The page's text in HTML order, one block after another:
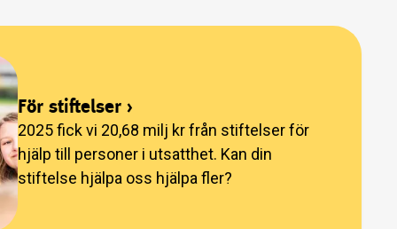
För stiftelser›
2025 fick vi 20,68 milj kr från stiftelser för
hjälp till personer i utsatthet. Kan din
stiftelse hjälpa oss hjälpa fler?